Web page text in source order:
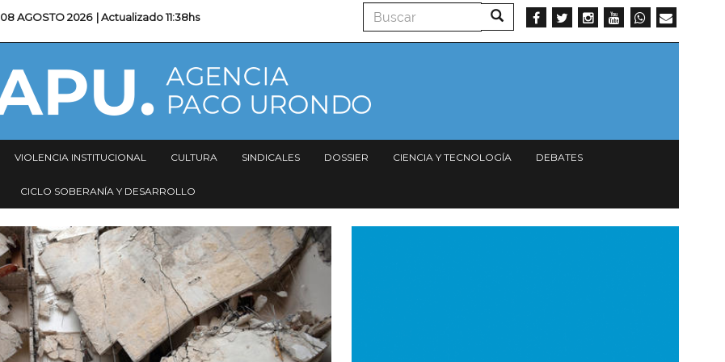
08 AGOSTO 2026 | Actualizado11:38hs Buscar Buscar
VIOLENCIA INSTITUCIONAL CULTURA SINDICALES DOSSIER CIENCIA Y TECNOLOGÍA DEBATES
CICLO SOBERANÍA Y DESARROLLO